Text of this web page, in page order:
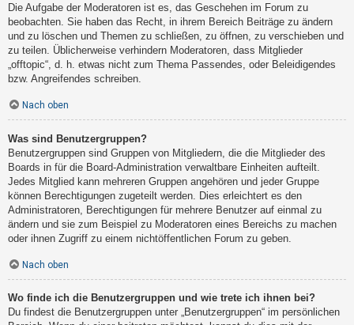
Die Aufgabe der Moderatoren ist es, das Geschehen im Forum zu
beobachten. Sie haben das Recht, in ihrem Bereich Beiträge zu ändern
und zu löschen und Themen zu schließen, zu öffnen, zu verschieben und
zu teilen. Üblicherweise verhindern Moderatoren, dass Mitglieder
„offtopic“, d. h. etwas nicht zum Thema Passendes, oder Beleidigendes
bzw. Angreifendes schreiben.
Nach oben
Was sind Benutzergruppen?
Benutzergruppen sind Gruppen von Mitgliedern, die die Mitglieder des
Boards in für die Board-Administration verwaltbare Einheiten aufteilt.
Jedes Mitglied kann mehreren Gruppen angehören und jeder Gruppe
können Berechtigungen zugeteilt werden. Dies erleichtert es den
Administratoren, Berechtigungen für mehrere Benutzer auf einmal zu
ändern und sie zum Beispiel zu Moderatoren eines Bereichs zu machen
oder ihnen Zugriff zu einem nichtöffentlichen Forum zu geben.
Nach oben
Wo finde ich die Benutzergruppen und wie trete ich ihnen bei?
Du findest die Benutzergruppen unter „Benutzergruppen“ im persönlichen